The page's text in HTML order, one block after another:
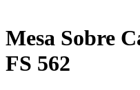
Mesa Sobre
FS 562